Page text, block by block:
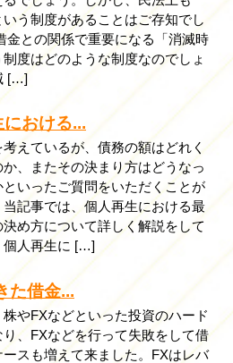
いう制度があることはご存知でし
金との関係で重要になる「消滅時
度はどのような制度なのでしょ
[…]
おける...
えているが、債務の額はどれく
か、またその決まり方はどうなっ
いったご質問をいただくことが
当記事では、個人再生における最
め方について詳しく解説をして
個人再生に […]
た借金...
やFXなどといった投資のハード
り、FXなどを行って失敗をして借
スも増えて来ました。FXはレバ